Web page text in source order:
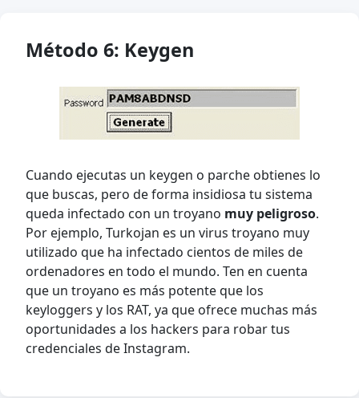
Método 6: Keygen
Cuando ejecutas un keygen o parche obtienes lo
que buscas, pero de forma insidiosa tu sistema
queda infectado con un troyano muy peligroso.
Por ejemplo, Turkojan es un virus troyano muy
utilizado que ha infectado cientos de miles de
ordenadores en todo el mundo. Ten en cuenta
que un troyano es más potente que los
keyloggers y los RAT, ya que ofrece muchas más
oportunidades a los hackers para robar tus
credenciales de Instagram.